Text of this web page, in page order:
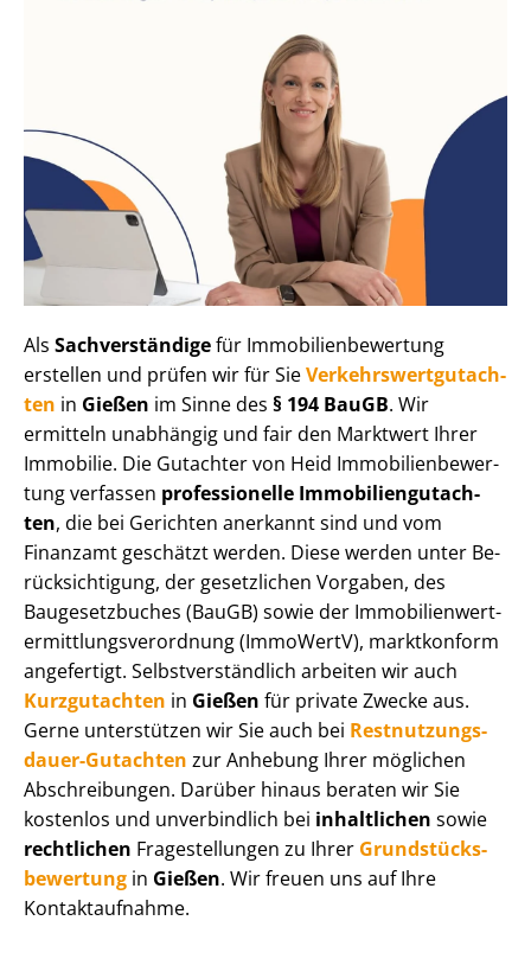
Als Sachverständigefür Im­mo­bi­li­en­be­wer­tung
erstellen und prüfen wir für SieVer­kehrs­wert­gut­ach­
ten in Gießen im Sinne des § 194 BauGB. Wir
ermitteln unabhängig und fair den Marktwert Ihrer
Immobilie. Die Gutachter von Heid Im­mo­bi­li­en­be­wer­
tung verfassen professionelle Im­mo­bi­li­en­gut­ach­
ten, die bei Gerichten anerkannt sind und vom
Finanzamt geschätzt werden. Diese werden unter Be­
rück­sich­ti­gung, der gesetzlichen Vorgaben, des
Baugesetzbuches (BauGB) sowie der Im­mo­bi­li­en­wert­
ermitt­lungs­ver­ord­nung (ImmoWertV), marktkonform
angefertigt. Selbst­ver­ständ­lich arbeiten wir auch
Kurzgutachten in Gießen für private Zwecke aus.
Gerne unterstützen wir Sie auch bei Rest­nut­zungs­
dau­er-Gutachten zur Anhebung Ihrer möglichen
Abschreibungen. Darüber hinaus beraten wir Sie
kostenlos und unverbindlich bei inhaltlichen sowie
rechtlichen Fragestellungen zu Ihrer Grund­stücks­
be­wer­tung in Gießen. Wir freuen uns auf Ihre
Kontaktaufnahme.